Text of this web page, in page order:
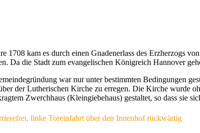
1708 kam es durch einen Gnadenerlass des Erzherzogs
Da die Stadt zum evangelischen Königreich Hannover
war nur unter bestimmten Bedingungen
der Lutherischen Kirche zu erregen. Die Kirche wurde
Zwerchhaus (Kleingiebehaus) gestaltet, so dass sie
linke Toreinfahrt über den Innenhof rückwärtig